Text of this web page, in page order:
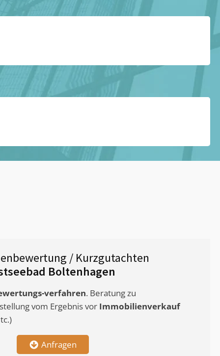
/ Kurzgutachten
Boltenhagen
verfahren. Beratung zu
vom Ergebnis vor Immobilienverkauf
Anfragen